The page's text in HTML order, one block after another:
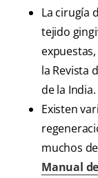
La cirugía
tejido
la Revista
de la India.
Existen
muchos
Manual